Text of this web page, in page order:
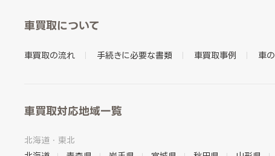
車買取について
車買取の流れ 手続きに必要な書類 車買取事例 車
車買取対応地域一覧
北海道・東北